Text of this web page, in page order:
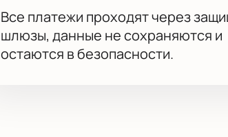
Все платежи проходят через
шлюзы, данные не сохраняются и
остаются в безопасности.